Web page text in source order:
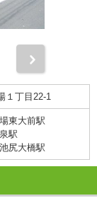
１丁目22-1
東大前駅
駅
尻大橋駅